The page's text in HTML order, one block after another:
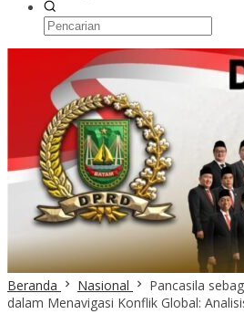
Beranda Nasional
Pancasila
dalam Menavigasi Konflik Global: